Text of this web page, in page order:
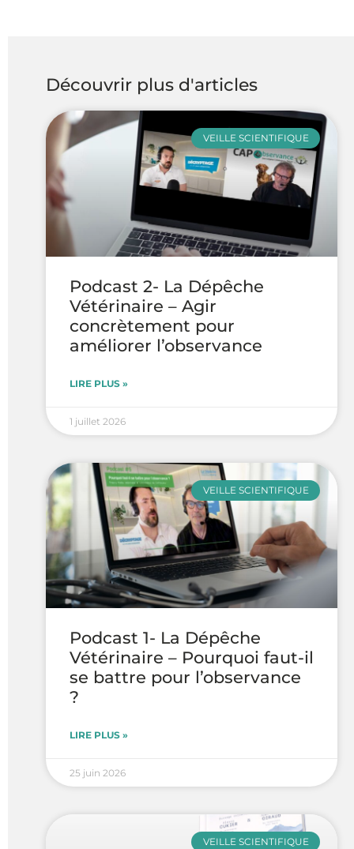
Découvrir plus d'articles
VEILLE SCIENTIFIQUE
Podcast 2- La Dépêche
Vétérinaire – Agir
concrètement pour
améliorer l’observance
LIRE PLUS »
1 juillet 2026
VEILLE SCIENTIFIQUE
Podcast 1- La Dépêche
Vétérinaire – Pourquoi faut-il
se battre pour l’observance
?
LIRE PLUS »
25 juin 2026
VEILLE SCIENTIFIQUE